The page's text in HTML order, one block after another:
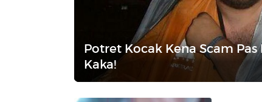
Potret Kocak Kena Scam
Kaka!